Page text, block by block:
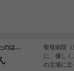
のは…
聖母病院（
に、優し
の立場に